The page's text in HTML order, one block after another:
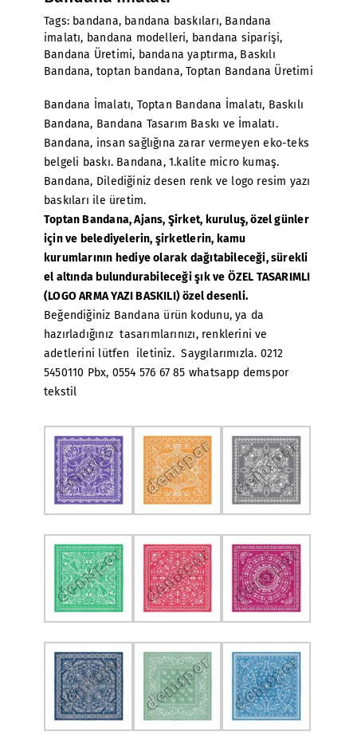
Tags: bandana, bandana baskıları, Bandana
imalatı, bandana modelleri, bandana siparişi,
Bandana Üretimi, bandana yaptırma, Baskılı
Bandana, toptan bandana,Toptan Bandana Üretimi
Bandana İmalatı, Toptan Bandana İmalatı, Baskılı
Bandana, Bandana Tasarım Baskı ve İmalatı.
Bandana, insan sağlığına zarar vermeyen eko-teks
belgeli baskı. Bandana, 1.kalite micro kumaş.
Bandana, Dilediğiniz desen renk ve logo resim yazı
baskıları ile üretim.
Toptan Bandana, Ajans, Şirket, kuruluş, özel günler
için ve belediyelerin, şirketlerin, kamu
kurumlarının hediye olarak dağıtabileceği, sürekli
el altında bulundurabileceği şık ve ÖZEL TASARIMLI
(LOGO ARMA YAZI BASKILI) özel desenli.
Beğendiğiniz Bandana ürün kodunu, ya da
hazırladığınız tasarımlarınızı, renklerini ve
adetlerini lütfen iletiniz. Saygılarımızla. 0212
5450110 Pbx, 0554 576 67 85 whatsapp demspor
tekstil